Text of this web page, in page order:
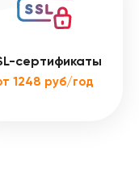
сертификаты
1248 руб/год